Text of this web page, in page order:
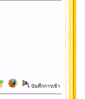
บันทึกการเข้า